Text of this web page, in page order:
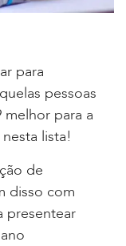
para
pessoas
melhor para a
lista!
de
disso com
presentear